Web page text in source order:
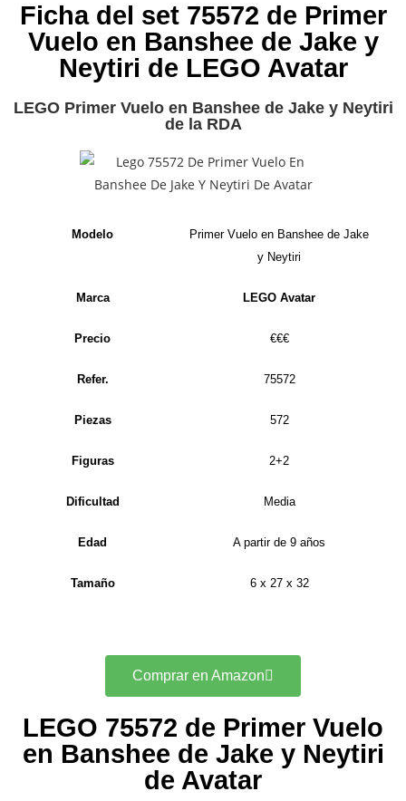
Ficha del set 75572 de Primer
Vuelo en Banshee de Jake y
Neytiri de LEGO Avatar
LEGO Primer Vuelo en Banshee de Jake y Neytiri
de la RDA
Modelo
Primer Vuelo en Banshee de Jake
y Neytiri
Marca LEGO Avatar
Precio €€€
Refer. 75572
Piezas 572
Figuras 2+2
Dificultad Media
Edad A partir de 9 años
Tamaño 6 x 27 x 32
Comprar en Amazon
LEGO 75572 de Primer Vuelo
en Banshee de Jake y Neytiri
de Avatar